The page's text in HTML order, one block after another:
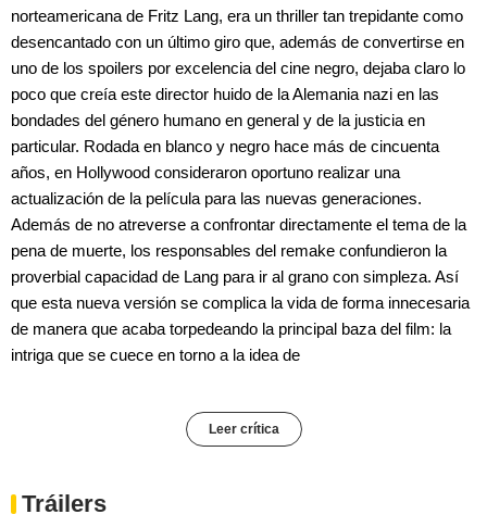
norteamericana de Fritz Lang, era un thriller tan trepidante como
desencantado con un último giro que, además de convertirse en
uno de los spoilers por excelencia del cine negro, dejaba claro lo
poco que creía este director huido de la Alemania nazi en las
bondades del género humano en general y de la justicia en
particular. Rodada en blanco y negro hace más de cincuenta
años, en Hollywood consideraron oportuno realizar una
actualización de la película para las nuevas generaciones.
Además de no atreverse a confrontar directamente el tema de la
pena de muerte, los responsables del remake confundieron la
proverbial capacidad de Lang para ir al grano con simpleza. Así
que esta nueva versión se complica la vida de forma innecesaria
de manera que acaba torpedeando la principal baza del film: la
intriga que se cuece en torno a la idea de
Leer crítica
Tráilers